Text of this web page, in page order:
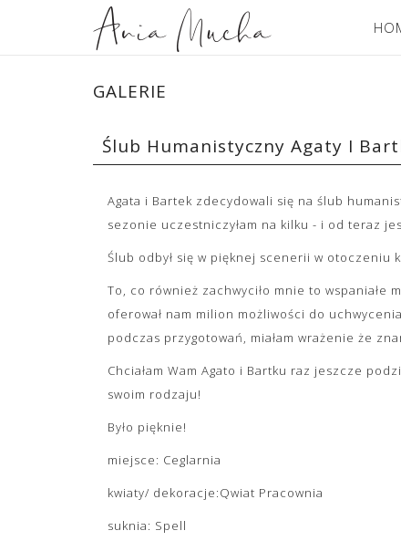
GALERIE
Ślub Humanistyczny Agaty I
Agata i Bartek zdecydowali się na ślub
sezonie uczestniczyłam na kilku - i od teraz
Ślub odbył się w pięknej scenerii w otoczeniu
To, co również zachwyciło mnie to wspaniałe
oferował nam milion możliwości do
podczas przygotowań, miałam wrażenie że
Chciałam Wam Agato i Bartku raz jeszcze
swoim rodzaju!
Było pięknie!
miejsce: Ceglarnia
kwiaty/ dekoracje:Qwiat Pracownia
suknia: Spell